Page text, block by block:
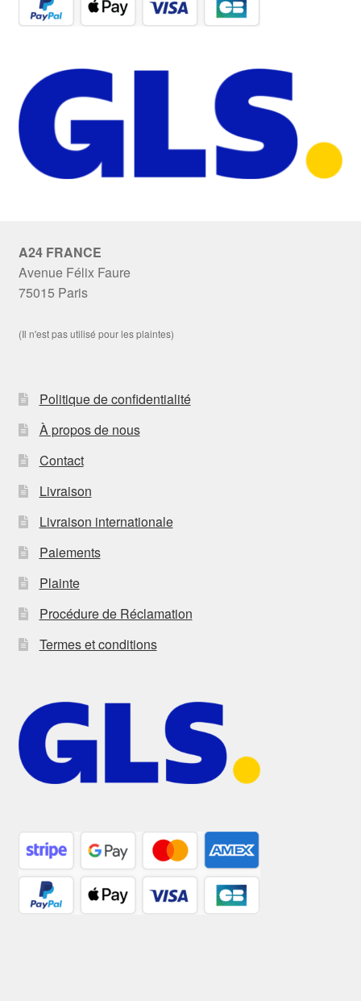
A24 FRANCE
Avenue Félix Faure
75015 Paris
(Il n'est pas utilisé pour les plaintes)
Politique de confidentialité
À propos de nous
Contact
Livraison
Livraison internationale
Paiements
Plainte
Procédure de Réclamation
Termes et conditions